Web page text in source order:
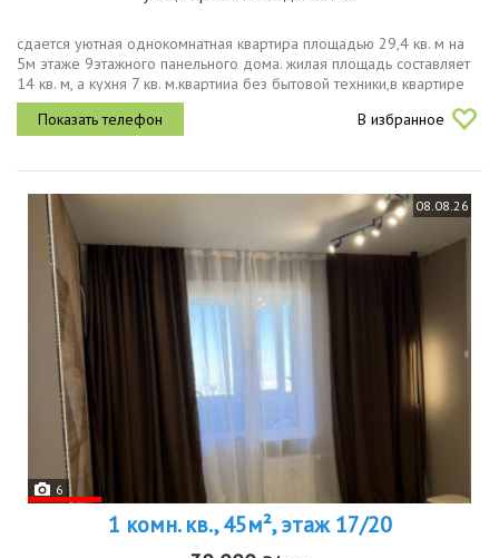
сдается уютная однокомнатная квартира площадью 29,4 кв. м на
5м этаже 9этажного панельного дома. жилая площадь составляет
14 кв. м, а кухня 7 кв. м.квартииа без бытовой техники,в квартире
имеется шкаф 3 створчатый, тумба под телевизор, кухонный...
В избранное
08.08.26
6
1 комн. кв., 45м², этаж 17/20